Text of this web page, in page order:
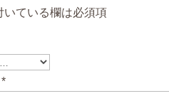
いている欄は必須項
*